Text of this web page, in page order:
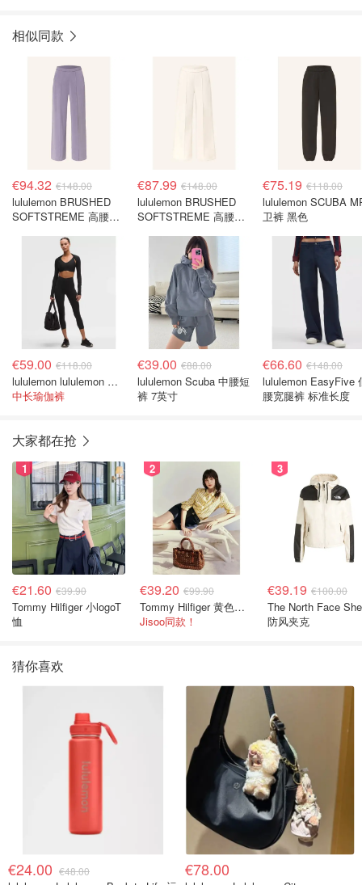
相似同款
€94.32 €148.00
lululemon BRUSHED
SOFTSTREME 高腰阔
€87.99 €148.00
lululemon BRUSHED
SOFTSTREME 高腰阔
€75.19 €118.00
lululemon SCUBA
卫裤 黑色
€59.00 €118.00
lululemon lululemon Glow Up 超高腰九分裤 23英寸
中长瑜伽裤
€39.00 €88.00
lululemon Scuba 中腰短
裤 7英寸
€66.60 €148.00
lululemon EasyFive
腰宽腿裤 标准长度
大家都在抢
1
€21.60 €39.90
Tommy Hilfiger 小logoT
恤
2
€39.20 €99.90
Tommy Hilfiger 黄色条纹衬衫
Jisoo同款！
3
€39.19 €100.00
The North Face
防风夹克
猜你喜欢
€24.00 €48.00 €78.00